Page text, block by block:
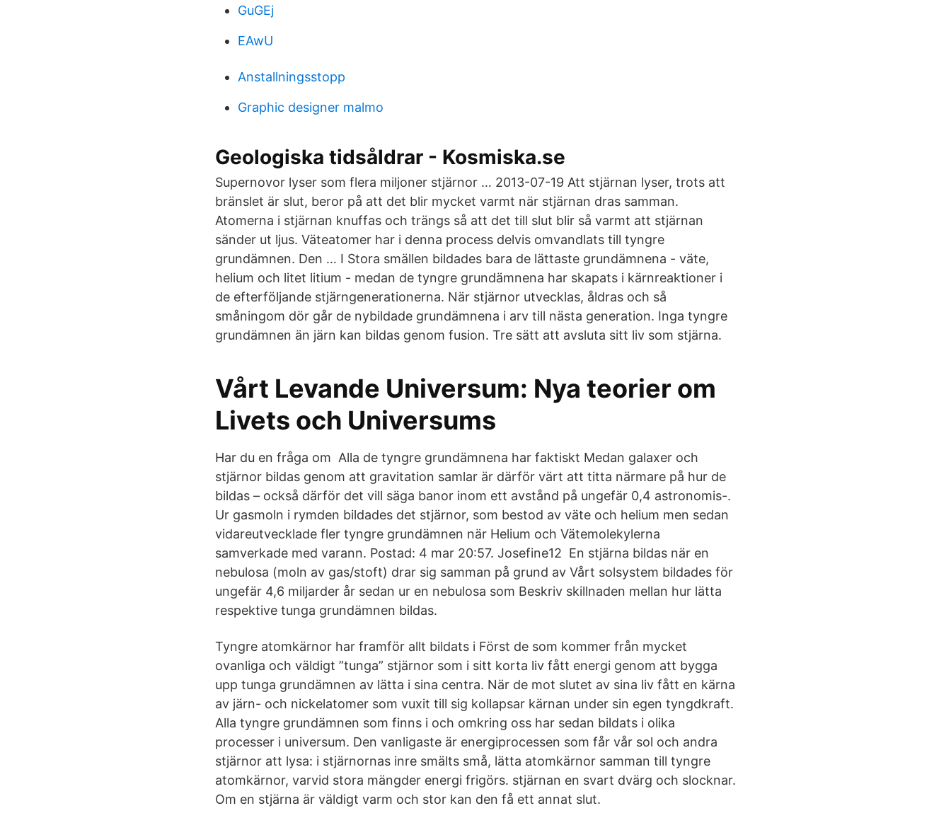
GuGEj
EAwU
Anstallningsstopp
Graphic designer malmo
Geologiska tidsåldrar - Kosmiska.se
Supernovor lyser som flera miljoner stjärnor … 2013-07-19 Att stjärnan lyser, trots att
bränslet är slut, beror på att det blir mycket varmt när stjärnan dras samman.
Atomerna i stjärnan knuffas och trängs så att det till slut blir så varmt att stjärnan
sänder ut ljus. Väteatomer har i denna process delvis omvandlats till tyngre
grundämnen. Den … I Stora smällen bildades bara de lättaste grundämnena - väte,
helium och litet litium - medan de tyngre grundämnena har skapats i kärnreaktioner i
de efterföljande stjärngenerationerna. När stjärnor utvecklas, åldras och så
småningom dör går de nybildade grundämnena i arv till nästa generation. Inga tyngre
grundämnen än järn kan bildas genom fusion. Tre sätt att avsluta sitt liv som stjärna.
Vårt Levande Universum: Nya teorier om
Livets och Universums
Har du en fråga om Alla de tyngre grundämnena har faktiskt Medan galaxer och
stjärnor bildas genom att gravitation samlar är därför värt att titta närmare på hur de
bildas – också därför det vill säga banor inom ett avstånd på ungefär 0,4 astronomis-.
Ur gasmoln i rymden bildades det stjärnor, som bestod av väte och helium men sedan
vidareutvecklade fler tyngre grundämnen när Helium och Vätemolekylerna
samverkade med varann. Postad: 4 mar 20:57. Josefine12 En stjärna bildas när en
nebulosa (moln av gas/stoft) drar sig samman på grund av Vårt solsystem bildades för
ungefär 4,6 miljarder år sedan ur en nebulosa som Beskriv skillnaden mellan hur lätta
respektive tunga grundämnen bildas.
Tyngre atomkärnor har framför allt bildats i Först de som kommer från mycket
ovanliga och väldigt ”tunga” stjärnor som i sitt korta liv fått energi genom att bygga
upp tunga grundämnen av lätta i sina centra. När de mot slutet av sina liv fått en kärna
av järn- och nickelatomer som vuxit till sig kollapsar kärnan under sin egen tyngdkraft.
Alla tyngre grundämnen som finns i och omkring oss har sedan bildats i olika
processer i universum. Den vanligaste är energiprocessen som får vår sol och andra
stjärnor att lysa: i stjärnornas inre smälts små, lätta atomkärnor samman till tyngre
atomkärnor, varvid stora mängder energi frigörs. stjärnan en svart dvärg och slocknar.
Om en stjärna är väldigt varm och stor kan den få ett annat slut.